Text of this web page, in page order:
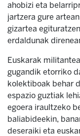
ahobizi eta
jartzera gure
gizartea
erdaldunak
Euskarak
gugandik etorriko
kolektiboak behar
espazio guztiak
egoera iraultzeko
baliabideekin,
deseraiki eta